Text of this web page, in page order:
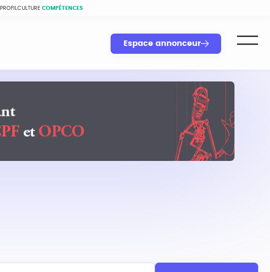
PROFILCULTURE COMPÉTENCES
Espace annonceur